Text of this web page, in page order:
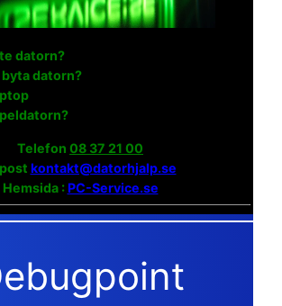
datorn?
datorn?
Telefon 08 37 21 00
kontakt@datorhjalp.se
Hemsida :PC-Service.se